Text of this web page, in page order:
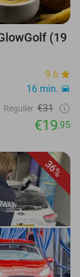
(19
9.6
16 min.
Regulier €31
€19,95
36%